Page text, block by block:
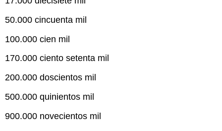
50.000 cincuenta mil
100.000 cien mil
170.000 ciento setenta mil
200.000 doscientos mil
500.000 quinientos mil
900.000 novecientos mil